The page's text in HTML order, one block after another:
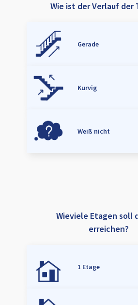
Wie ist der Verlauf der
Gerade
Kurvig
Weiß nicht
Wieviele Etagen soll
erreichen?
1 Etage